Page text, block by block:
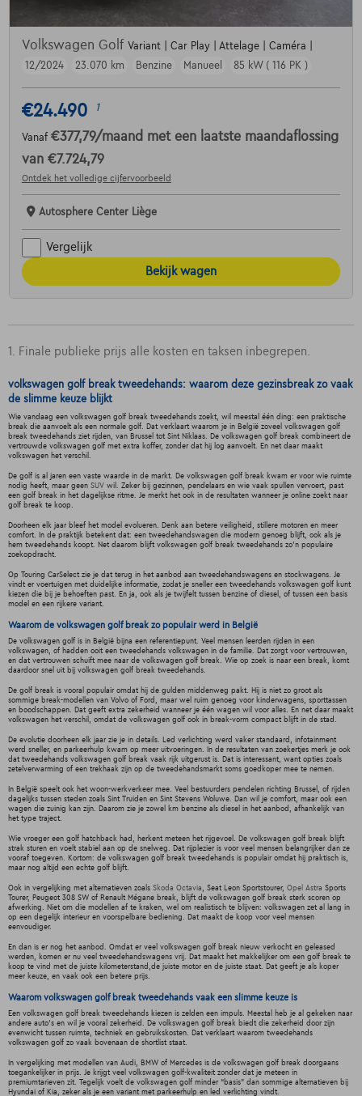
Volkswagen Golf Variant | Car Play | Attelage | Caméra |
12/2024
23.070 km Benzine Manueel 85 kW ( 116 PK )
€24.490 1
Vanaf €377,79/maand met een laatste maandaflossing
van €7.724,79
Ontdek het volledige cijfervoorbeeld
Autosphere Center Liège
Vergelijk
Bekijk wagen
1. Finale publieke prijs alle kosten en taksen inbegrepen.
volkswagen golf break tweedehands: waarom deze gezinsbreak zo vaak
de slimme keuze blijkt
Wie vandaag een volkswagen golf break tweedehands zoekt, wil meestal één ding: een praktische
break die aanvoelt als een normale golf. Dat verklaart waarom je in België zoveel volkswagen golf
break tweedehands ziet rijden, van Brussel tot Sint Niklaas. De volkswagen golf break combineert de
vertrouwde volkswagen golf met extra koffer, zonder dat hij log aanvoelt. En net daar maakt
volkswagen het verschil.
De golf is al jaren een vaste waarde in de markt. De volkswagen golf break kwam er voor wie ruimte
nodig heeft, maar geen SUVwil. Zeker bij gezinnen, pendelaars en wie vaak spullen vervoert, past
een golf break in het dagelijkse ritme. Je merkt het ook in de resultaten wanneer je online zoekt naar
golf break te koop.
Doorheen elk jaar bleef het model evolueren. Denk aan betere veiligheid, stillere motoren en meer
comfort. In de praktijk betekent dat: een tweedehandswagen die modern genoeg blijft, ook als je
hem tweedehands koopt. Net daarom blijft volkswagen golf break tweedehands zo’n populaire
zoekopdracht.
Op Touring CarSelect zie je dat terug in het aanbod aan tweedehandswagens en stockwagens. Je
vindt er voertuigen met duidelijke informatie, zodat je sneller een tweedehands volkswagen golf kunt
kiezen die bij je behoeften past. En ja, ook als je twijfelt tussen benzine of diesel, of tussen een basis
model en een rijkere variant.
Waarom de volkswagen golf break zo populair werd in België
De volkswagen golf is in België bijna een referentiepunt. Veel mensen leerden rijden in een
volkswagen, of hadden ooit een tweedehands volkswagen in de familie. Dat zorgt voor vertrouwen,
en dat vertrouwen schuift mee naar de volkswagen golf break. Wie op zoek is naar een break, komt
daardoor snel uit bij volkswagen golf break tweedehands.
De golf break is vooral populair omdat hij de gulden middenweg pakt. Hij is niet zo groot als
sommige break-modellen van Volvo of Ford, maar wel ruim genoeg voor kinderwagens, sporttassen
en boodschappen. Dat geeft extra zekerheid wanneer je één wagen wil voor alles. En net daar maakt
volkswagen het verschil, omdat de volkswagen golf ook in break-vorm compact blijft in de stad.
De evolutie doorheen elk jaar zie je in details. Led verlichting werd vaker standaard, infotainment
werd sneller, en parkeerhulp kwam op meer uitvoeringen. In de resultaten van zoekertjes merk je ook
dat tweedehands volkswagen golf break vaak rijk uitgerust is. Dat is interessant, want opties zoals
zetelverwarming of een trekhaak zijn op de tweedehandsmarkt soms goedkoper mee te nemen.
In België speelt ook het woon-werkverkeer mee. Veel bestuurders pendelen richting Brussel, of rijden
dagelijks tussen steden zoals Sint Truiden en Sint Stevens Woluwe. Dan wil je comfort, maar ook een
wagen die zuinig kan zijn. Daarom zie je zowel km benzine als diesel in het aanbod, afhankelijk van
het type traject.
Wie vroeger een golf hatchback had, herkent meteen het rijgevoel. De volkswagen golf break blijft
strak sturen en voelt stabiel aan op de snelweg. Dat rijplezier is voor veel mensen belangrijker dan ze
vooraf toegeven. Kortom: de volkswagen golf break tweedehands is populair omdat hij praktisch is,
maar nog altijd een echte golf blijft.
Ook in vergelijking met alternatieven zoals Skoda Octavia , Seat Leon Sportstourer, Opel Astra Sports
Tourer, Peugeot 308 SW of Renault Mégane break, blijft de volkswagen golf break sterk scoren op
afwerking. Niet om die modellen af te kraken, wel om realistisch te blijven: volkswagen zet al lang in
op een degelijk interieur en voorspelbare bediening. Dat maakt de koop voor veel mensen
eenvoudiger.
En dan is er nog het aanbod. Omdat er veel volkswagen golf break nieuw verkocht en geleased
werden, komen er nu veel tweedehandswagens vrij. Dat maakt het makkelijker om een golf break te
koop te vind met de juiste kilometerstand,de juiste motor en de juiste staat. Dat geeft je als koper
meer keuze, en vaak ook een betere prijs.
Waarom volkswagen golf break tweedehands vaak een slimme keuze is
Een volkswagen golf break tweedehands kiezen is zelden een impuls. Meestal heb je al gekeken naar
andere auto’s en wil je vooral zekerheid. De volkswagen golf break biedt die zekerheid door zijn
evenwicht tussen ruimte, techniek en gebruikskosten. Dat verklaart waarom tweedehands
volkswagen golf zo vaak bovenaan de shortlist staat.
In vergelijking met modellen van Audi, BMW of Mercedes is de volkswagen golf break doorgaans
toegankelijker in prijs. Je krijgt veel volkswagen golf-kwaliteit zonder dat je meteen in
premiumtarieven zit. Tegelijk voelt de volkswagen golf minder “basis” dan sommige alternatieven bij
Hyundai of Kia, zeker als je een variant met parkeerhulp en led verlichting vindt.